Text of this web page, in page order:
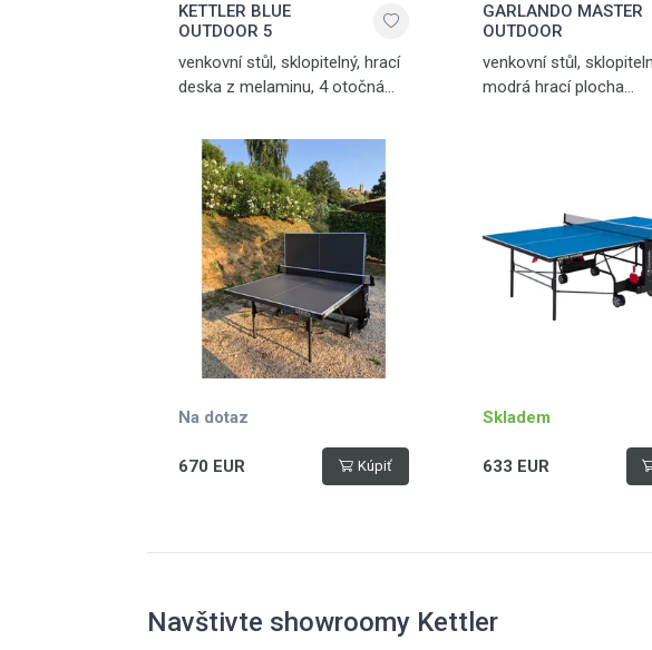
KETTLER BLUE
OUTDOOR 5
venkovní stůl, sklopitelný, hrací
deska z melaminu, 4 otočná
součástí stolu, vyrovnávací
mechanismus, možnost hry
jednoho hráče, držák na pálky
a míčky, jednoduchý
mechanismus
sklopení, hmotnost 59,5 kg,
vyroben v Německu
Na dotaz
670 EUR Kúpiť
GARLANDO MASTER
OUTDOOR
venkovní stůl,
modrá hrací plocha
kovových profilů 25 x
síťka s napínáním
stolu, držák na pálky a
bezpečný
sklopení stolu,
Skladem
633 EUR
Navštivte showroomy Kettler